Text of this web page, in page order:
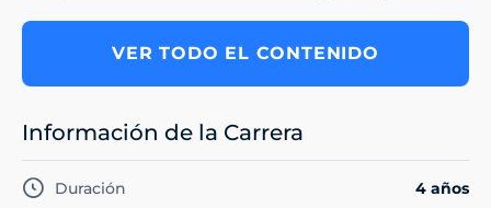
VER TODO EL CONTENIDO
Información de la Carrera
Duración 4 años